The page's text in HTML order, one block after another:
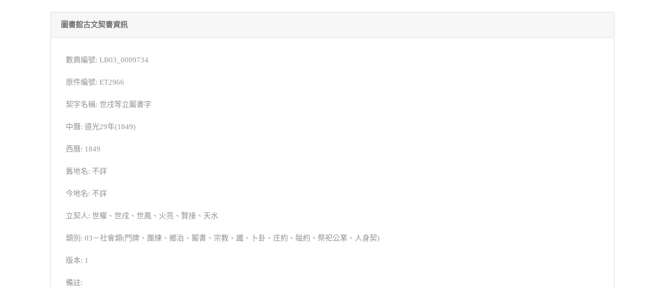
圖書館古文契書資訊
數典編號: LB03_0009734
原件編號: ET2966
契字名稱: 世戌等立鬮書字
中曆: 道光29年(1849)
西曆: 1849
舊地名: 不詳
今地名: 不詳
立契人: 世權、世戌、世鳳、火亮、賢接、天水
類別: 03－社會類(門牌、團練、鄉治、鬮書、宗教、讖、卜卦、庄約、隘約、祭祀公業、人身契)
版本: 1
備註: